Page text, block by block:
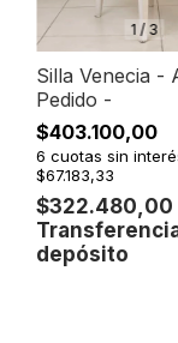
1 / 3
Silla Venecia -
Pedido -
$403.100,00
$322.480,00
depósito
6 cuotas sin
$67.183,33